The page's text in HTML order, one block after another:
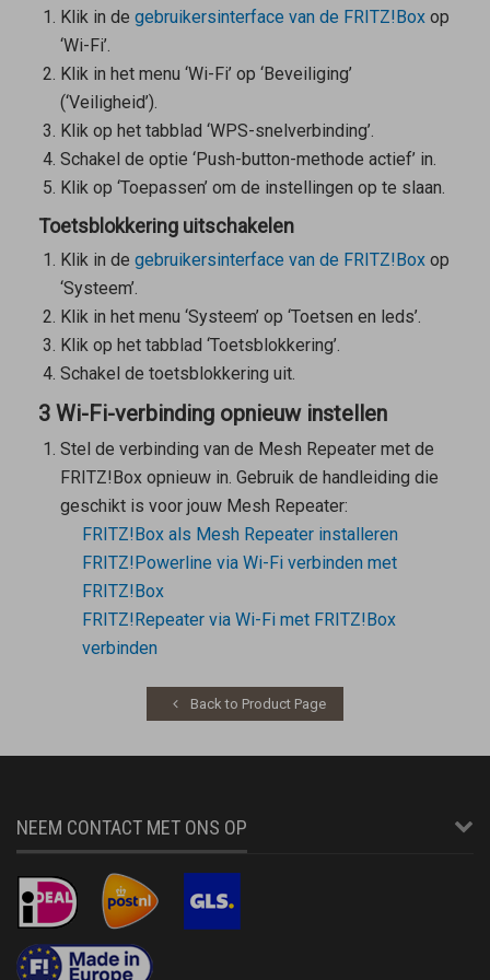
Klik in de gebruikersinterface van de FRITZ!Boxop
‘Wi-Fi’.
Klik in het menu ‘Wi-Fi’ op ‘Beveiliging’
(‘Veiligheid’).
Klik op het tabblad ‘WPS-snelverbinding’.
Schakel de optie ‘Push-button-methode actief’ in.
Klik op ‘Toepassen’ om de instellingen op te slaan.
Toetsblokkering uitschakelen
Klik in de gebruikersinterface van de FRITZ!Boxop
‘Systeem’.
Klik in het menu ‘Systeem’ op ‘Toetsen en leds’.
Klik op het tabblad ‘Toetsblokkering’.
Schakel de toetsblokkering uit.
3 Wi-Fi-verbinding opnieuw instellen
Stel de verbinding van de Mesh Repeatermet de
FRITZ!Box opnieuw in. Gebruik de handleiding die
geschikt is voor jouw Mesh Repeater:
FRITZ!Box als Mesh Repeater installeren
FRITZ!Powerline via Wi-Fi verbinden met
FRITZ!Box
FRITZ!Repeater via Wi-Fi met FRITZ!Box
verbinden
Back to Product Page
NEEM CONTACT MET ONS OP